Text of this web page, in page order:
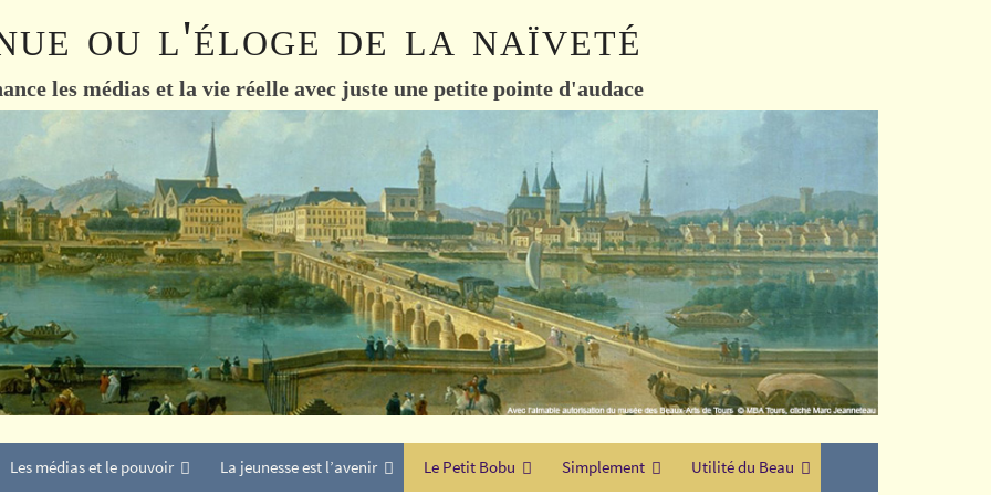
ou l'éloge de la naïveté
les médias et la vie réelle avec juste une petite pointe d'audace
Les médias et le pouvoir La jeunesse est l’avenir Le Petit Bobu Simplement Utilité du Beau